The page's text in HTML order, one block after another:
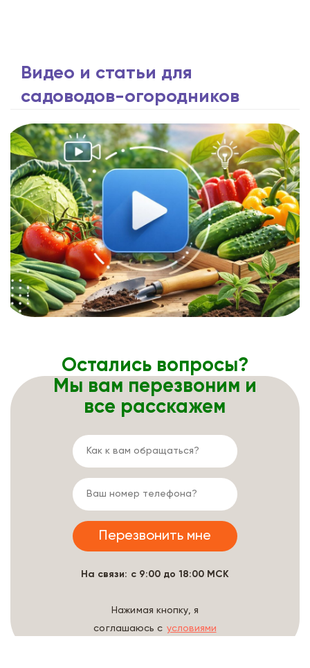
Видео и статьи для
садоводов-огородников
Остались вопросы?
Мы вам перезвоним и
все расскажем
На связи: с 9:00 до 18:00 МСК
Нажимая кнопку, я
соглашаюсь с условиями